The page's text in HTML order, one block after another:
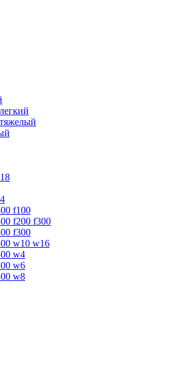
f100
f200 f300
f300
w10 w16
w4
w6
w8